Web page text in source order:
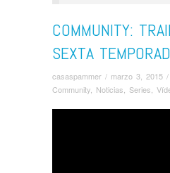
COMMUNITY:
SEXTA
casaspammer / marzo 3, 2015 /
Community Noticias Series